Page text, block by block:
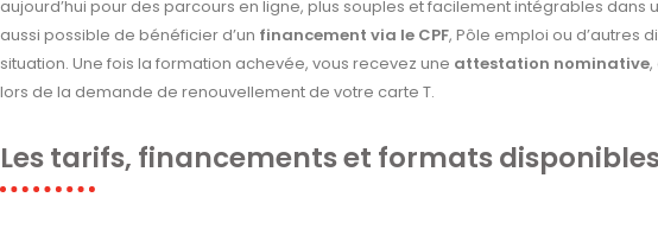
aujourd’hui pour des parcours en ligne, plus souples et facilement intégrables dans
aussi possible de bénéficier d’un financement via le CPF, Pôle emploi ou d’autres
situation. Une fois la formation achevée, vous recevez une attestation nominative
lors de la demande de renouvellement de votre carte T.
Les tarifs, financements et formats